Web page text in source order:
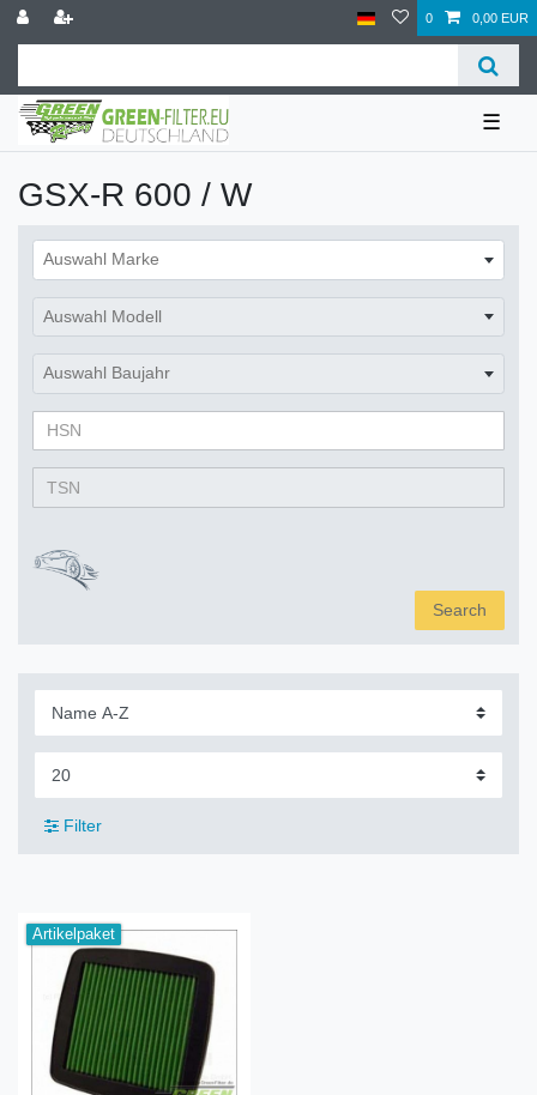
0 0,00 EUR
☰
GSX-R 600 / W
Auswahl Marke
Auswahl Modell
Auswahl Baujahr
Search
Filter
Artikelpaket